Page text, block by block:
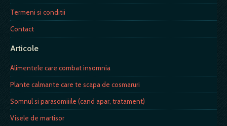
Termeni si conditii
Contact
Articole
Alimentele care combat insomnia
Plante calmante care te scapa de cosmaruri
Somnul si parasomiiile (cand apar, tratament)
Visele de martisor